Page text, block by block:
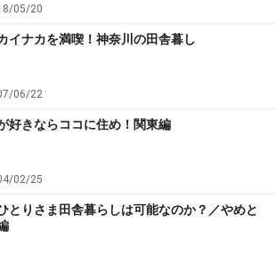
ら気にすることもないのですが、塩害
辺や積雪などの寒冷地は、やはり経験
思います。地元在住で土地のことをよ
店さんとか。寒冷地の経験者であれ
さんとの付き合いも当然あるはずです
中で教えていただけることもあるので
築家なり工務店が手がけた建物を見
たら実際に会って話をして、相性がよ
05/20
イナカを満喫！神奈川の田舎暮し
06/22
好きならココに住め！関東編
02/25
とりさま田舎暮らしは可能なのか？／やめと